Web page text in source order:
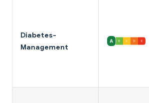
Diabetes-
Management